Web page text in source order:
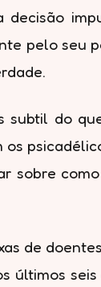
pelo seu
do
sobre
de